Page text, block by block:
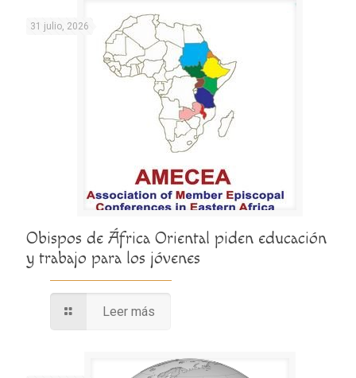
31 julio, 2026
Obispos de África Oriental piden educación
y trabajo para los jóvenes
Leer más